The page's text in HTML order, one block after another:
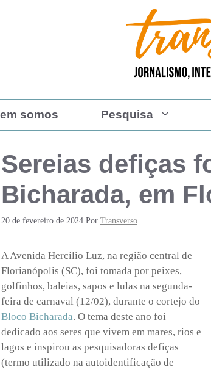
somos Pesquisa
Sereias defiças
Bicharada, em
20 de fevereiro de 2024 Por Transverso
A Avenida Hercílio Luz, na região central de
Florianópolis (SC), foi tomada por peixes,
golfinhos, baleias, sapos e lulas na segunda-
feira de carnaval (12/02), durante o cortejo do
Bloco Bicharada. O tema deste ano foi
dedicado aos seres que vivem em mares, rios e
lagos e inspirou as pesquisadoras defiças
(termo utilizado na autoidentificação de